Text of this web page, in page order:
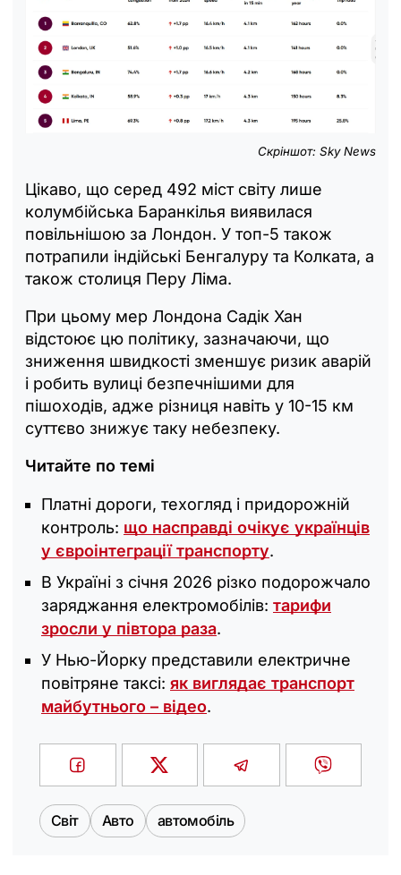
Скріншот: Sky News
Цікаво, що серед 492 міст світу лише
колумбійська Баранкілья виявилася
повільнішою за Лондон. У топ-5 також
потрапили індійські Бенгалуру та Колката, а
також столиця Перу Ліма.
При цьому мер Лондона Садік Хан
відстоює цю політику, зазначаючи, що
зниження швидкості зменшує ризик аварій
і робить вулиці безпечнішими для
пішоходів, адже різниця навіть у 10-15 км
суттєво знижує таку небезпеку.
Читайте по темі
Платні дороги, техогляд і придорожній
контроль: що насправді очікує українців
у євроінтеграції транспорту.
В Україні з січня 2026 різко подорожчало
заряджання електромобілів: тарифи
зросли у півтора раза.
У Нью-Йорку представили електричне
повітряне таксі: як виглядає транспорт
майбутнього – відео.
Світ Авто автомобіль